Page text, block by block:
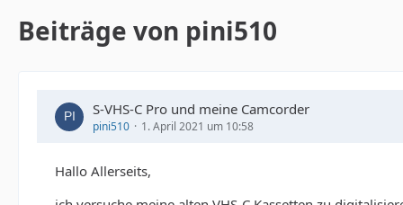
Beiträge von pini510
S-VHS-C Pro und meine Camcorder
pini510 1. April 2021 um 10:58
Hallo Allerseits,